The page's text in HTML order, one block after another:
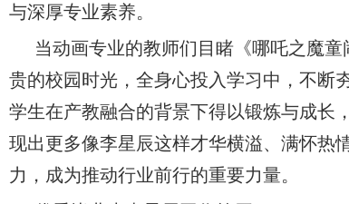
与深厚专业素养。
当动画专业的教师们目睹《哪吒之魔
贵的校园时光，全身心投入学习中，不断
学生在产教融合的背景下得以锻炼与成长
现出更多像李星辰这样才华横溢、满怀热
力，成为推动行业前行的重要力量。